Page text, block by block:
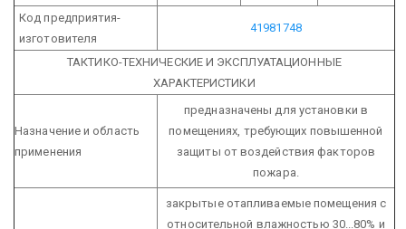
Код предприятия-
изготовителя
41981748
ТАКТИКО-ТЕХНИЧЕСКИЕ И ЭКСПЛУАТАЦИОННЫЕ
ХАРАКТЕРИСТИКИ
Назначение и область
применения
предназначены для установки в
помещениях, требующих повышенной
защиты от воздействия факторов
пожара.
закрытые отапливаемые помещения с
относительной влажностью 30...80% и